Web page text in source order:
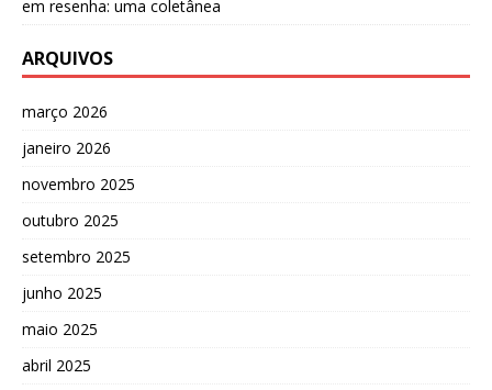
em resenha: uma coletânea
ARQUIVOS
março 2026
janeiro 2026
novembro 2025
outubro 2025
setembro 2025
junho 2025
maio 2025
abril 2025